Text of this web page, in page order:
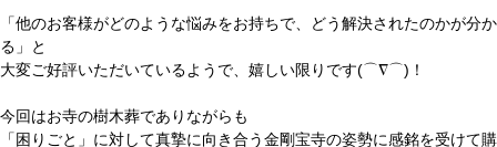
「他のお客様がどのような悩みをお持ちで、どう解決されたのかが分か
る」と
大変ご好評いただいているようで、嬉しい限りです(⌒∇⌒)！
今回はお寺の樹木葬でありながらも
「困りごと」に対して真摯に向き合う金剛宝寺の姿勢に感銘を受けて購